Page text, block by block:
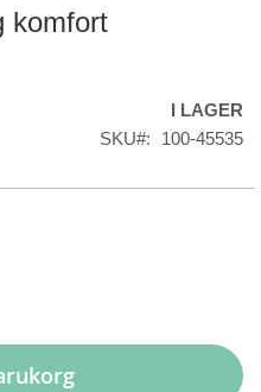
komfort
I LAGER
SKU
100-45535